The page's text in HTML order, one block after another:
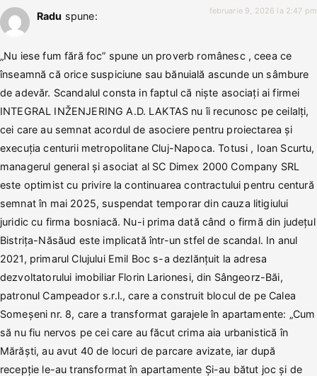
Radu spune: februarie 9, 2026 la 2:47 pm
„Nu iese fum fără foc” spune un proverb românesc , ceea ce
înseamnă că orice suspiciune sau bănuială ascunde un sâmbure
de adevăr. Scandalul consta in faptul că niște asociați ai firmei
INTEGRAL INŽENJERING A.D. LAKTAS nu îi recunosc pe ceilalți,
cei care au semnat acordul de asociere pentru proiectarea și
execuția centurii metropolitane Cluj-Napoca. Totusi , Ioan Scurtu,
managerul general și asociat al SC Dimex 2000 Company SRL
este optimist cu privire la continuarea contractului pentru centură
semnat în mai 2025, suspendat temporar din cauza litigiului
juridic cu firma bosniacă. Nu-i prima dată când o firmă din județul
Bistrița-Năsăud este implicată într-un stfel de scandal. In anul
2021, primarul Clujului Emil Boc s-a dezlănțuit la adresa
dezvoltatorului imobiliar Florin Larionesi, din Sângeorz-Băi,
patronul Campeador s.r.l., care a construit blocul de pe Calea
Someșeni nr. 8, care a transformat garajele în apartamente: „Cum
să nu fiu nervos pe cei care au făcut crima aia urbanistică în
Mărăști, au avut 40 de locuri de parcare avizate, iar după
recepție le-au transformat în apartamente Și-au bătut joc și de